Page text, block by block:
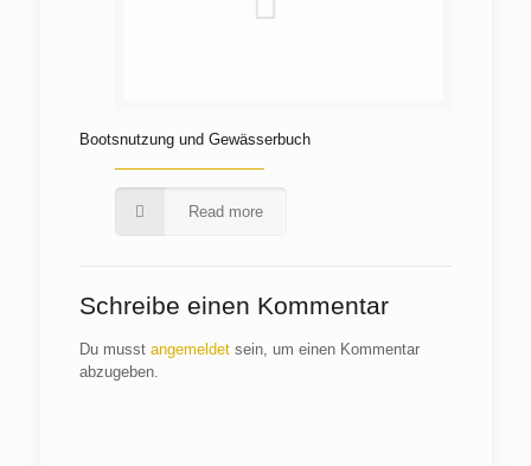
Bootsnutzung und Gewässerbuch
Read more
Schreibe einen Kommentar
Du musst angemeldetsein, um einen Kommentar
abzugeben.